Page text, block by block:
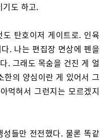
기도 하고.
탄호이저 게이트로. 인육
. 나는 편집장 면상에 펜을
. 그래도 목숨을 건진 게 얼
한의 양심이란 게 있어서 그
먹혀서 그런지는 모르겠지
들만 전전했다. 물론 똑같